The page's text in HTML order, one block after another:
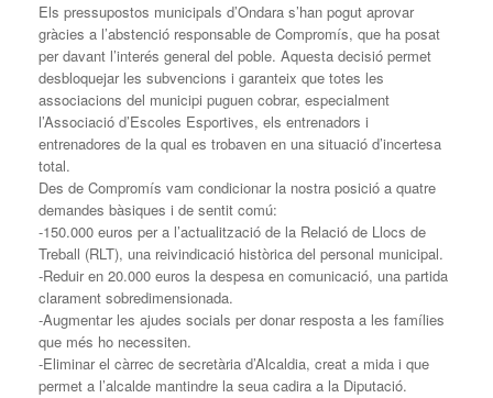
Els pressupostos municipals d’Ondara s’han pogut aprovar
gràcies a l’abstenció responsable de Compromís, que ha posat
per davant l’interés general del poble. Aquesta decisió permet
desbloquejar les subvencions i garanteix que totes les
associacions del municipi puguen cobrar, especialment
l’Associació d’Escoles Esportives, els entrenadors i
entrenadores de la qual es trobaven en una situació d’incertesa
total.
Des de Compromís vam condicionar la nostra posició a quatre
demandes bàsiques i de sentit comú:
-150.000 euros per a l’actualització de la Relació de Llocs de
Treball (RLT), una reivindicació històrica del personal municipal.
-Reduir en 20.000 euros la despesa en comunicació, una partida
clarament sobredimensionada.
-Augmentar les ajudes socials per donar resposta a les famílies
que més ho necessiten.
-Eliminar el càrrec de secretària d’Alcaldia, creat a mida i que
permet a l’alcalde mantindre la seua cadira a la Diputació.